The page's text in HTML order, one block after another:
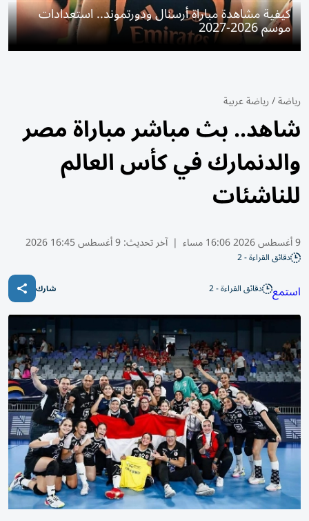
كيفية مشاهدة مباراة أرسنال ودورتموند.. استعدادات
موسم 2026-2027
رياضة/رياضة عربية
شاهد.. بث مباشر مباراة مصر
والدنمارك في كأس العالم
للناشئات
9 أغسطس 2026 16:06 مساء | آخر تحديث:9 أغسطس 16:45 2026
دقائق القراءة - 2
استمع دقائق القراءة - 2 شارك